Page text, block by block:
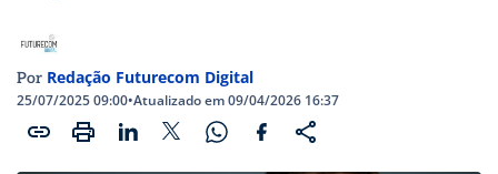
Por Redação Futurecom Digital
25/07/2025 09:00•Atualizado em 09/04/2026 16:37